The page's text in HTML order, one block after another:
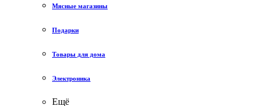
Мясные магазины
Подарки
Товары для дома
Электроника
Ещё